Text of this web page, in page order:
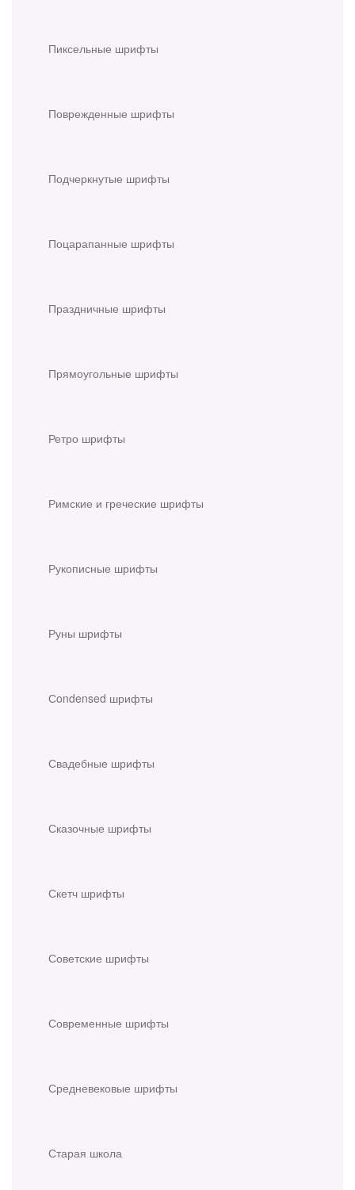
Пиксельные шрифты
Поврежденные шрифты
Подчеркнутые шрифты
Поцарапанные шрифты
Праздничные шрифты
Прямоугольные шрифты
Ретро шрифты
Римские и греческие шрифты
Рукописные шрифты
Руны шрифты
Сondensed шрифты
Свадебные шрифты
Сказочные шрифты
Скетч шрифты
Советские шрифты
Современные шрифты
Средневековые шрифты
Старая школа